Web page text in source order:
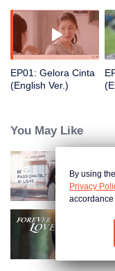
EP01: Gelora Cinta
(English Ver.)
You May Like
By using
Privacy